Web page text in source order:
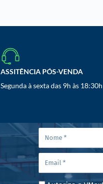
ASSITÊNCIA PÓS-VENDA
Segunda à sexta das 9h às 18:30h